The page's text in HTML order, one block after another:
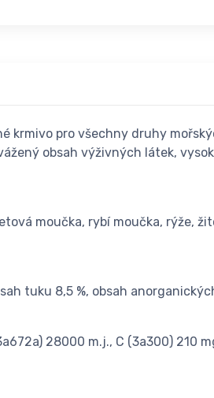
krmivo pro všechny druhy
obsah výživných látek,
moučka, rybí moučka, rýže,
tuku 8,5 %, obsah
28000 m.j., C (3a300) 210